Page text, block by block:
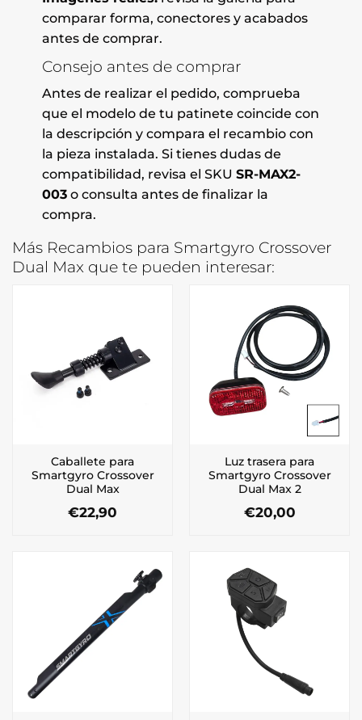
comparar forma, conectores y acabados
antes de comprar.
Consejo antes de comprar
Antes de realizar el pedido, comprueba
que el modelo de tu patinete coincide con
la descripción y compara el recambio con
la pieza instalada. Si tienes dudas de
compatibilidad, revisa el SKU SR-MAX2-
003o consulta antes de finalizar la
compra.
Más Recambios para Smartgyro Crossover
Dual Max que te pueden interesar:
Caballete para
Smartgyro Crossover
Dual Max
€22,90
Luz trasera para
Smartgyro Crossover
Dual Max 2
€20,00